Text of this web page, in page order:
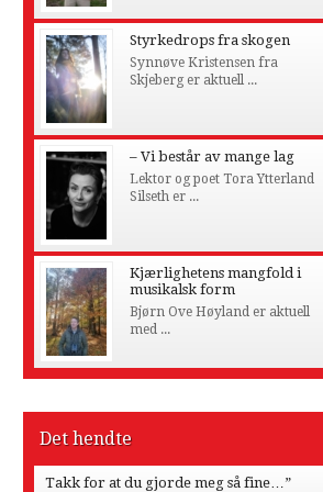
Styrkedrops fra skogen
Synnøve Kristensen fra
Skjeberg er aktuell ...
– Vi består av mange lag
Lektor og poet Tora Ytterland
Silseth er ...
Kjærlighetens mangfold i
musikalsk form
Bjørn Ove Høyland er aktuell
med ...
Det hendte
Takk for at du gjorde meg så fine…”